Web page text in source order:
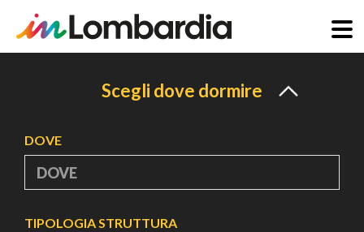
Scegli dove dormire
DOVE
TIPOLOGIA STRUTTURA